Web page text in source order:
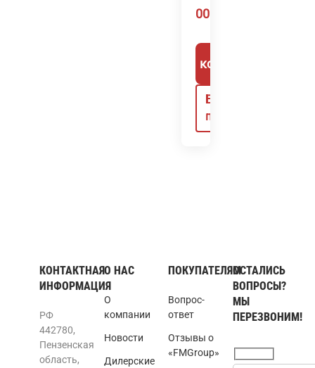
000
В корзину
Быстрый
просмотр
КОНТАКТНАЯ
ИНФОРМАЦИЯ
РФ
442780,
Пензенская
область,
О НАС
О
компании
Новости
Дилерские
ПОКУПАТЕЛЯМ
Вопрос-
ответ
Отзывы о
«FMGroup»
ОСТАЛИСЬ
ВОПРОСЫ?
МЫ
ПЕРЕЗВОНИМ!